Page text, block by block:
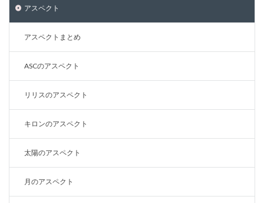
アスペクト
アスペクトまとめ
ASCのアスペクト
リリスのアスペクト
キロンのアスペクト
太陽のアスペクト
月のアスペクト